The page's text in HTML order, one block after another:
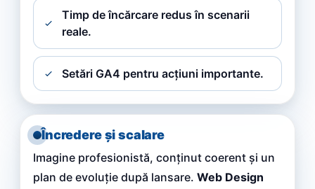
Timp de încărcare redus în scenarii
reale.
Setări GA4 pentru acțiuni importante.
Încredere și scalare
Imagine profesionistă, conținut coerent și un
plan de evoluție după lansare. Web Design